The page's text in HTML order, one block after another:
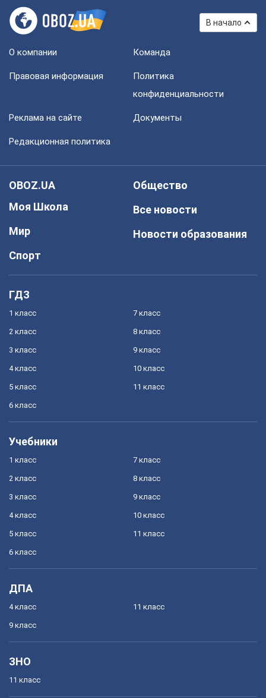
В начало
О компании Команда
Правовая информация
Политика
конфиденциальности
Реклама на сайте Документы
Редакционная политика
OBOZ.UA
Моя Школа
Мир
Спорт
Общество
Все новости
Новости образования
ГДЗ
1 класс
2 класс
3 класс
4 класс
5 класс
6 класс
7 класс
8 класс
9 класс
10 класс
11 класс
Учебники
1 класс
2 класс
3 класс
4 класс
5 класс
6 класс
7 класс
8 класс
9 класс
10 класс
11 класс
ДПА
4 класс
9 класс
11 класс
ЗНО
11 класс